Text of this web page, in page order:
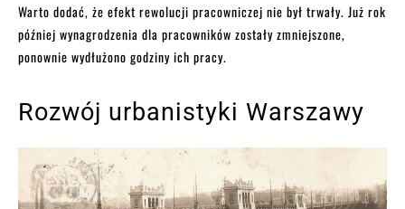
Warto dodać, że efekt rewolucji pracowniczej nie był trwały. Już rok
później wynagrodzenia dla pracowników zostały zmniejszone,
ponownie wydłużono godziny ich pracy.
Rozwój urbanistyki Warszawy